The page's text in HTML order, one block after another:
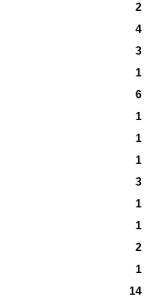
2
4
3
1
6
1
1
1
3
1
1
2
1
14